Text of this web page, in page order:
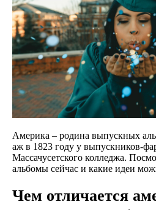
Америка – родина выпускных
аж в 1823 году у выпускников-
Массачусетского колледжа.
альбомы сейчас и какие идеи
Чем отличается